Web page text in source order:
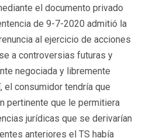
el documento privado
de 9-7-2020 admitió la
al ejercicio de acciones
a controversias futuras y
negociada y libremente
el consumidor tendría que
pertinente que le permitiera
jurídicas que se derivarían
anteriores el TS había